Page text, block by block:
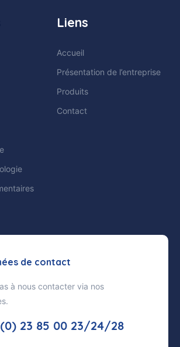
Liens
Accueil
Présentation de l’entreprise
Produits
Contact
de contact
à nous contacter via nos
23 85 00 23/24/28